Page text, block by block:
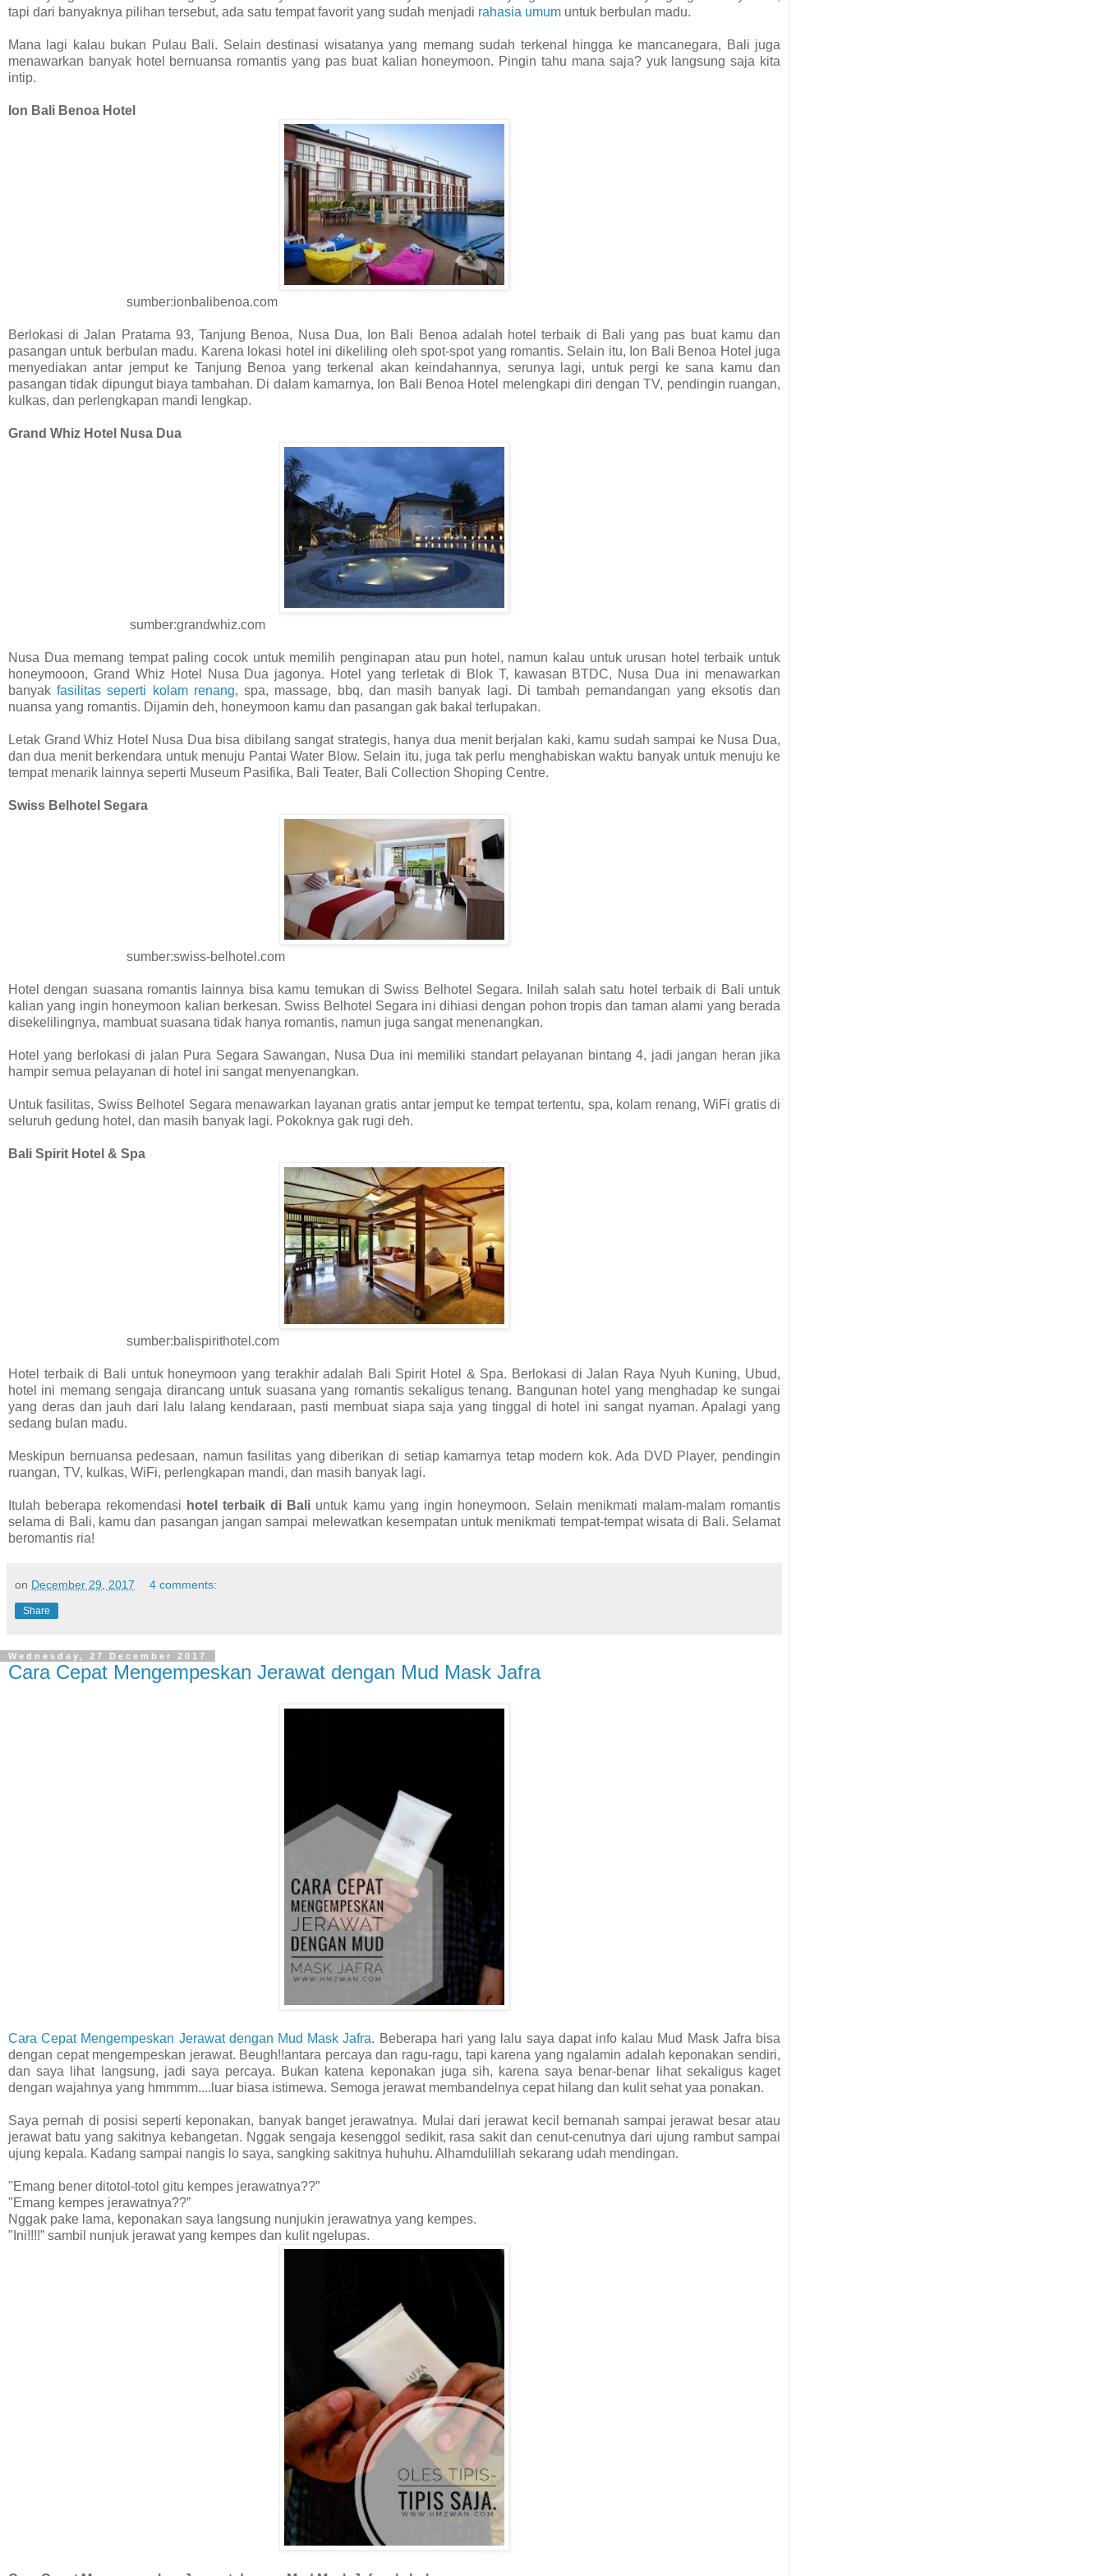
tapi dari banyaknya pilihan tersebut, ada satu tempat favorit yang sudah menjadi rahasia umum untuk berbulan madu.
Mana lagi kalau bukan Pulau Bali. Selain destinasi wisatanya yang memang sudah terkenal hingga ke mancanegara, Bali juga
menawarkan banyak hotel bernuansa romantis yang pas buat kalian honeymoon. Pingin tahu mana saja? yuk langsung saja kita
intip.
Ion Bali Benoa Hotel
sumber:ionbalibenoa.com
Berlokasi di Jalan Pratama 93, Tanjung Benoa, Nusa Dua, Ion Bali Benoa adalah hotel terbaik di Bali yang pas buat kamu dan
pasangan untuk berbulan madu. Karena lokasi hotel ini dikeliling oleh spot-spot yang romantis. Selain itu, Ion Bali Benoa Hotel juga
menyediakan antar jemput ke Tanjung Benoa yang terkenal akan keindahannya, serunya lagi, untuk pergi ke sana kamu dan
pasangan tidak dipungut biaya tambahan. Di dalam kamarnya, Ion Bali Benoa Hotel melengkapi diri dengan TV, pendingin ruangan,
kulkas, dan perlengkapan mandi lengkap.
Grand Whiz Hotel Nusa Dua
sumber:grandwhiz.com
Nusa Dua memang tempat paling cocok untuk memilih penginapan atau pun hotel, namun kalau untuk urusan hotel terbaik untuk
honeymooon, Grand Whiz Hotel Nusa Dua jagonya. Hotel yang terletak di Blok T, kawasan BTDC, Nusa Dua ini menawarkan
banyakfasilitas seperti kolam renang, spa, massage, bbq, dan masih banyak lagi. Di tambah pemandangan yang eksotis dan
nuansa yang romantis. Dijamin deh, honeymoon kamu dan pasangan gak bakal terlupakan.
Letak Grand Whiz Hotel Nusa Dua bisa dibilang sangat strategis, hanya dua menit berjalan kaki, kamu sudah sampai ke Nusa Dua,
dan dua menit berkendara untuk menuju Pantai Water Blow. Selain itu, juga tak perlu menghabiskan waktu banyak untuk menuju ke
tempat menarik lainnya seperti Museum Pasifika, Bali Teater, Bali Collection Shoping Centre.
Swiss Belhotel Segara
sumber:swiss-belhotel.com
Hotel dengan suasana romantis lainnya bisa kamu temukan di Swiss Belhotel Segara. Inilah salah satu hotel terbaik di Bali untuk
kalian yang ingin honeymoon kalian berkesan. Swiss Belhotel Segara ini dihiasi dengan pohon tropis dan taman alami yang berada
disekelilingnya, mambuat suasana tidak hanya romantis, namun juga sangat menenangkan.
Hotel yang berlokasi di jalan Pura Segara Sawangan, Nusa Dua ini memiliki standart pelayanan bintang 4, jadi jangan heran jika
hampir semua pelayanan di hotel ini sangat menyenangkan.
Untuk fasilitas, Swiss Belhotel Segara menawarkan layanan gratis antar jemput ke tempat tertentu, spa, kolam renang, WiFi gratis di
seluruh gedung hotel, dan masih banyak lagi. Pokoknya gak rugi deh.
Bali Spirit Hotel & Spa
sumber:balispirithotel.com
Hotel terbaik di Bali untuk honeymoon yang terakhir adalah Bali Spirit Hotel & Spa. Berlokasi di Jalan Raya Nyuh Kuning, Ubud,
hotel ini memang sengaja dirancang untuk suasana yang romantis sekaligus tenang. Bangunan hotel yang menghadap ke sungai
yang deras dan jauh dari lalu lalang kendaraan, pasti membuat siapa saja yang tinggal di hotel ini sangat nyaman. Apalagi yang
sedang bulan madu.
Meskipun bernuansa pedesaan, namun fasilitas yang diberikan di setiap kamarnya tetap modern kok. Ada DVD Player, pendingin
ruangan, TV, kulkas, WiFi, perlengkapan mandi, dan masih banyak lagi.
Itulah beberapa rekomendasi hotel terbaik di Bali untuk kamu yang ingin honeymoon. Selain menikmati malam-malam romantis
selama di Bali, kamu dan pasangan jangan sampai melewatkan kesempatan untuk menikmati tempat-tempat wisata di Bali. Selamat
beromantis ria!
on December 29, 2017 4 comments:
Share
Wednesday, 27 December 2017
Cara Cepat Mengempeskan Jerawat dengan Mud Mask Jafra
Cara Cepat Mengempeskan Jerawat dengan Mud Mask Jafra. Beberapa hari yang lalu saya dapat info kalau Mud Mask Jafra bisa
dengan cepat mengempeskan jerawat. Beugh!!antara percaya dan ragu-ragu, tapi karena yang ngalamin adalah keponakan sendiri,
dan saya lihat langsung, jadi saya percaya. Bukan katena keponakan juga sih, karena saya benar-benar lihat sekaligus kaget
dengan wajahnya yang hmmmm....luar biasa istimewa. Semoga jerawat membandelnya cepat hilang dan kulit sehat yaa ponakan.
Saya pernah di posisi seperti keponakan, banyak banget jerawatnya. Mulai dari jerawat kecil bernanah sampai jerawat besar atau
jerawat batu yang sakitnya kebangetan. Nggak sengaja kesenggol sedikit, rasa sakit dan cenut-cenutnya dari ujung rambut sampai
ujung kepala. Kadang sampai nangis lo saya, sangking sakitnya huhuhu. Alhamdulillah sekarang udah mendingan.
"Emang bener ditotol-totol gitu kempes jerawatnya??”
"Emang kempes jerawatnya??”
Nggak pake lama, keponakan saya langsung nunjukin jerawatnya yang kempes.
"Ini!!!!” sambil nunjuk jerawat yang kempes dan kulit ngelupas.